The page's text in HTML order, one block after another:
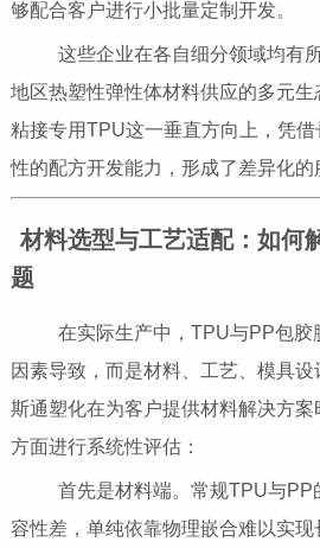
够配合客户进行小批量定制开发。
这些企业在各自细分领域均有所
地区热塑性弹性体材料供应的多元
粘接专用TPU这一垂直方向上，凭
性的配方开发能力，形成了差异化的
材料选型与工艺适配：如何
题
在实际生产中，TPU与PP包胶
因素导致，而是材料、工艺、模具
斯通塑化在为客户提供材料解决方
方面进行系统性评估：
首先是材料端。常规TPU与PP
容性差，单纯依靠物理嵌合难以实